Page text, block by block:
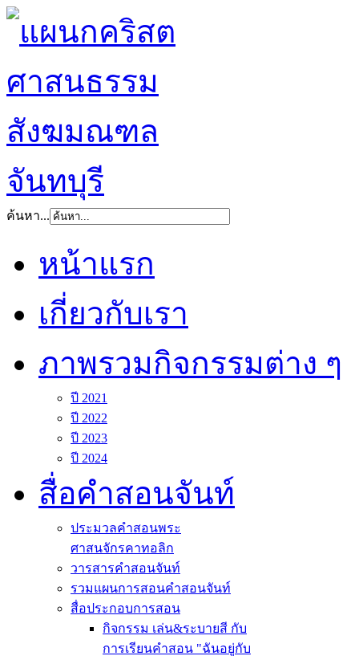
ค้นหา...
หน้าแรก
เกี่ยวกับเรา
ภาพรวมกิจกรรมต่าง ๆ
ปี 2021
ปี 2022
ปี 2023
ปี 2024
สื่อคำสอนจันท์
ประมวลคำสอนพระ
ศาสนจักรคาทอลิก
วารสารคำสอนจันท์
รวมแผนการสอนคำสอนจันท์
สื่อประกอบการสอน
กิจกรรม เล่น&ระบายสี กับ
การเรียนคำสอน "ฉันอยู่กับ